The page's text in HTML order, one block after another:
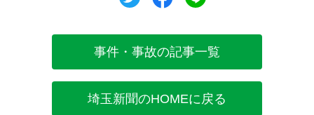
事件・事故の記事一覧
埼玉新聞のHOMEに戻る